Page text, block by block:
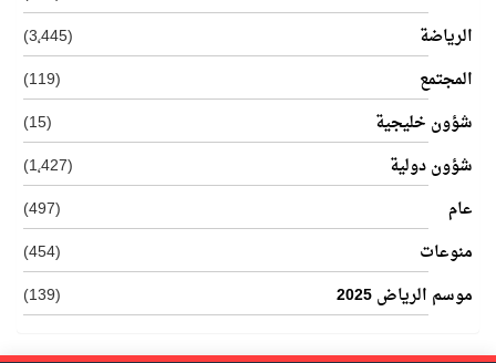
الرياضة
(3٬445)
المجتمع
(119)
شؤون خليجية
(15)
شؤون دولية
(1٬427)
عام
(497)
منوعات
(454)
موسم الرياض 2025
(139)